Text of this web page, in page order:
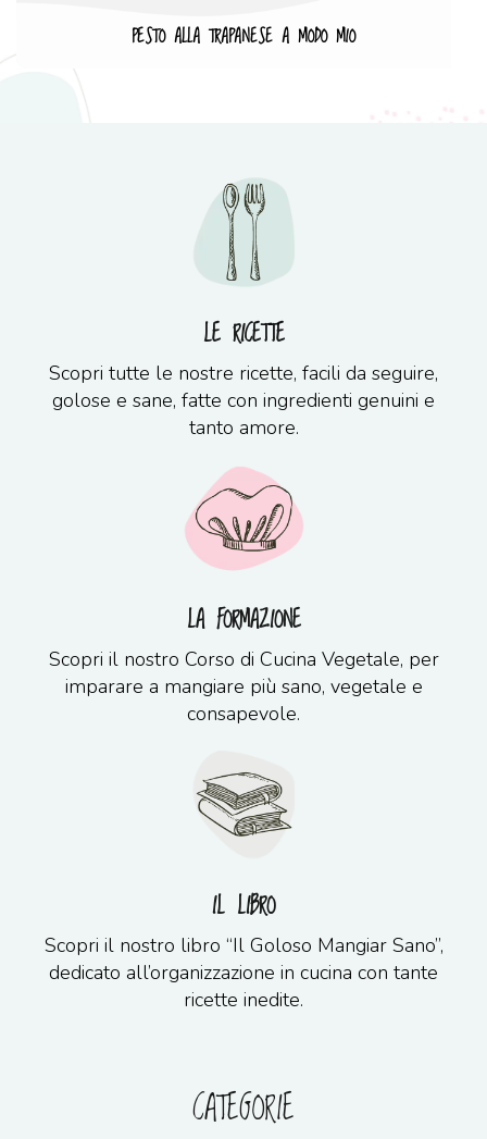
PESTO ALLA TRAPANESE A MODO MIO
LE RICETTE
Scopri tutte le nostre ricette, facili da seguire,
golose e sane, fatte con ingredienti genuini e
tanto amore.
LA FORMAZIONE
Scopri il nostro Corso di Cucina Vegetale, per
imparare a mangiare più sano, vegetale e
consapevole.
IL LIBRO
Scopri il nostro libro “Il Goloso Mangiar Sano”,
dedicato all’organizzazione in cucina con tante
ricette inedite.
CATEGORIE